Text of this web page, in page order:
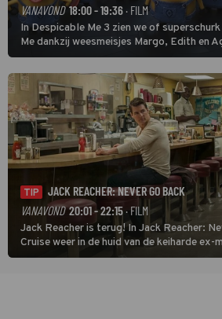
VANAVOND 18:00 - 19:36· FILM
In Despicable Me 3 zien we of
Me dankzij weesmeisjes Margo, Edith en
het rechte pad maakte, ook op dat pad
TIP
JACK REACHER: NEVER GO BACK
VANAVOND 20:01 - 22:15· FILM
Jack Reacher is terug! In Jack Reacher:
Cruise weer in de huid van de keiharde ex-